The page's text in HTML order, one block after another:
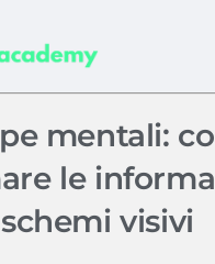
mentali:
le
schemi visivi